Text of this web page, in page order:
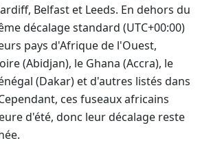
Belfast et Leeds. En dehors du
décalage standard (UTC+00:00)
pays d'Afrique de l'Ouest,
(Abidjan), le Ghana (Accra), le
(Dakar) et d'autres listés dans
ces fuseaux africains
d'été, donc leur décalage reste